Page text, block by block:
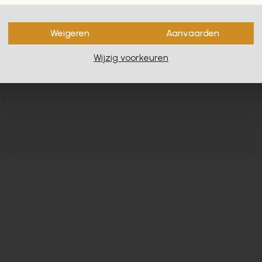
zullen u zeker en vast
Weigeren Aanvaarden
Wijzig voorkeuren